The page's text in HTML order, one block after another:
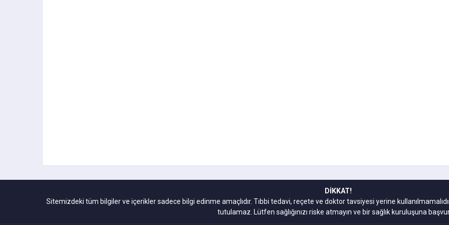
DİKKAT!
Sitemizdeki tüm bilgiler ve içerikler sadece bilgi edinme amaçlıdır. Tıbbi tedavi, reçete ve doktor tavsiyesi yerine
tutulamaz. Lütfen sağlığınızı riske atmayın ve bir sağlık kuruluşuna